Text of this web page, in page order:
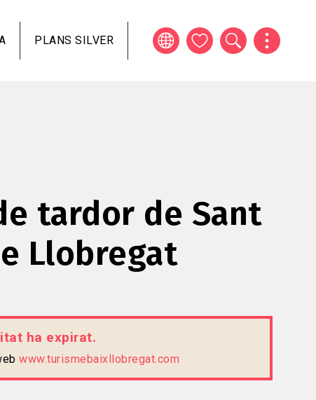
PLANS SILVER
tardor de Sant
Llobregat
ha expirat.
www.turismebaixllobregat.com